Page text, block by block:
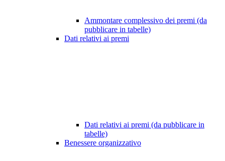
Ammontare complessivo dei premi (da
pubblicare in tabelle)
Dati relativi ai premi
Dati relativi ai premi (da pubblicare in
tabelle)
Benessere organizzativo